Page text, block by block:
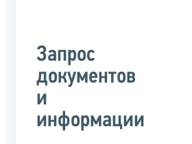
Запрос
документов
и
информации